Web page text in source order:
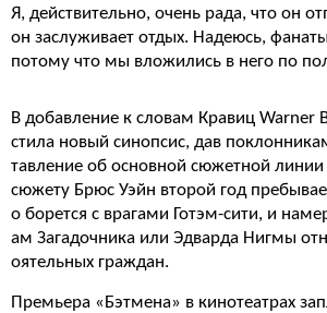
Я, действительно, очень рада, что он
он заслуживает отдых. Надеюсь,
потому что мы вложились в него по
В добавление к словам Кравиц Warner
стила новый синопсис, дав
тавление об основной сюжетной
сюжету Брюс Уэйн второй год
о борется с врагами Готэм-сити, и
ам Загадочника или Эдварда Нигмы
оятельных граждан.
Премьера «Бэтмена» в кинотеатрах